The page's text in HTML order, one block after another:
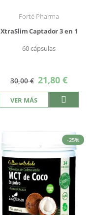
Forté Pharma
XtraSlim Captador 3 en 1
60 cápsulas
30,00 € Precio
especial
21,80 €
VER MÁS
-25%